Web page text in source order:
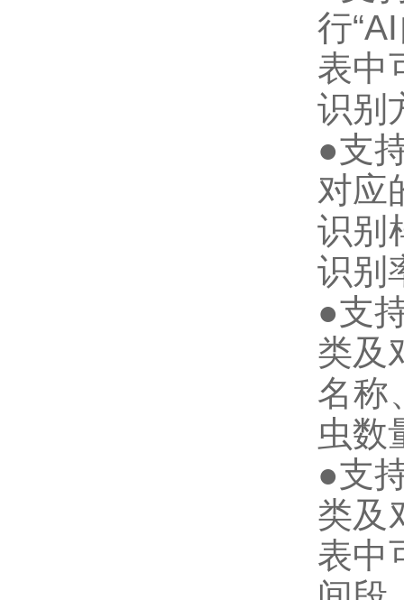
行
表中
识别
●支
对应
识别
识别
●支
类及
名称
虫数
●支
类及
表中